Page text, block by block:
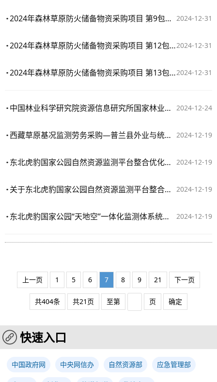
2024-12-31
2024年森林草原防火储备物资采购项目 第9包：强光手电
2024-12-31
2024年森林草原防火储备物资采购项目 第12包：油锯
2024-12-31
2024年森林草原防火储备物资采购项目 第13包：割灌机
2024-12-24
中国林业科学研究院资源信息研究所国家林业和草原科学数据中心存储扩容项目合同公告
2024-12-19
西藏草原基况监测劳务采购—普兰县外业与统计汇总及日土县、措勤县、改则县、阿里地区、尼玛县、班戈县、双湖县统计汇总
2024-12-19
东北虎豹国家公园自然资源监测平台整合优化项目监理合同书
2024-12-19
关于东北虎豹国家公园自然资源监测平台整合优化实施方案项目建设合作协议
2024-12-19
东北虎豹国家公园“天地空”一体化监测体系统统一运行维护项目监理服务合同书
上一页 1 5 6 7 8 9 21 下一页
共404条 共21页 至第 页 确定
快速入口
中国政府网 中央网信办 自然资源部 应急管理部